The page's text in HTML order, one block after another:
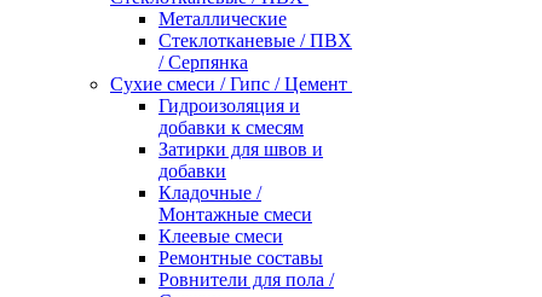
Металлические
Стеклотканевые / ПВХ
/ Серпянка
Сухие смеси / Гипс / Цемент
Гидроизоляция и
добавки к смесям
Затирки для швов и
добавки
Кладочные /
Монтажные смеси
Клеевые смеси
Ремонтные составы
Ровнители для пола /